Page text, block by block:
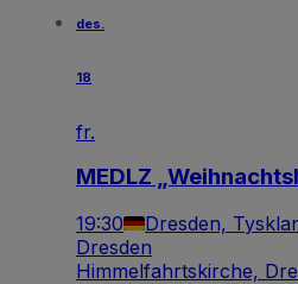
des.
18
fr.
MEDLZ
19:30 Dresden,
Dresden
Himmelfahrtskirche,